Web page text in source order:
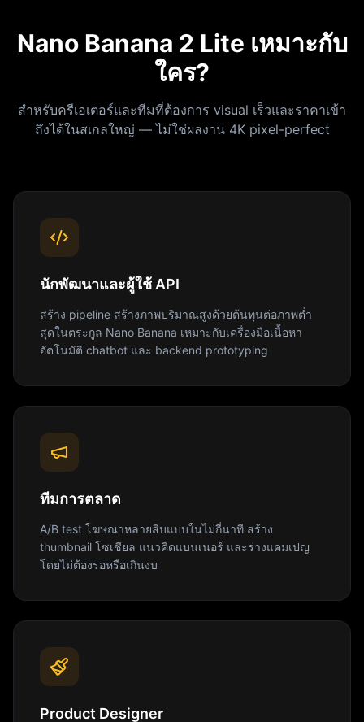
Nano Banana 2 Lite เหมาะกับ
ใคร?
สำหรับครีเอเตอร์และทีมที่ต้องการ visual เร็วและราคาเข้า
ถึงได้ในสเกลใหญ่ — ไม่ใช่ผลงาน 4K pixel-perfect
นักพัฒนาและผู้ใช้ API
สร้าง pipeline สร้างภาพปริมาณสูงด้วยต้นทุนต่อภาพต่ำ
สุดในตระกูล Nano Banana เหมาะกับเครื่องมือเนื้อหา
อัตโนมัติ chatbot และ backend prototyping
ทีมการตลาด
A/B test โฆษณาหลายสิบแบบในไม่กี่นาที สร้าง
thumbnail โซเชียล แนวคิดแบนเนอร์ และร่างแคมเปญ
โดยไม่ต้องรอหรือเกินงบ
Product Designer